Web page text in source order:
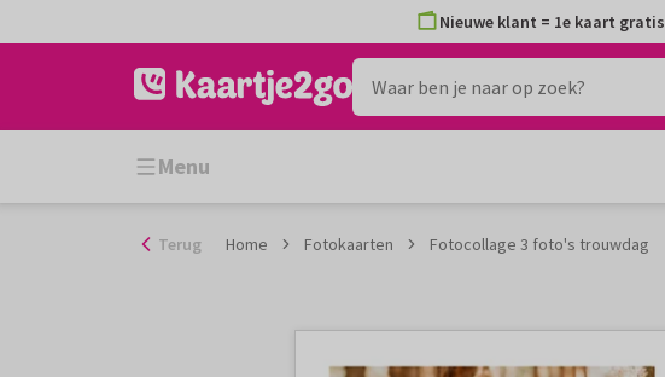
naar
Nieuwe klant = 1e kaart gratis
Menu
Terug Home Fotokaarten Fotocollage 3 foto's trouwdag